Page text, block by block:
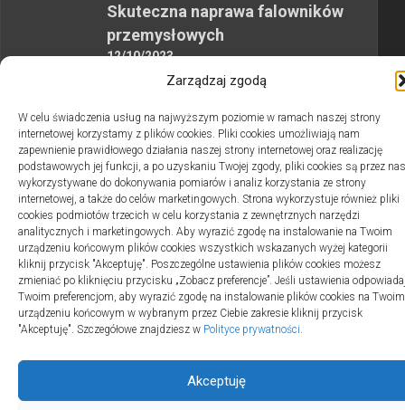
Zarządzaj zgodą
W celu świadczenia usług na najwyższym poziomie w ramach naszej strony
internetowej korzystamy z plików cookies. Pliki cookies umożliwiają nam
zapewnienie prawidłowego działania naszej strony internetowej oraz realizację
podstawowych jej funkcji, a po uzyskaniu Twojej zgody, pliki cookies są przez nas
wykorzystywane do dokonywania pomiarów i analiz korzystania ze strony
internetowej, a także do celów marketingowych. Strona wykorzystuje również pliki
cookies podmiotów trzecich w celu korzystania z zewnętrznych narzędzi
analitycznych i marketingowych. Aby wyrazić zgodę na instalowanie na Twoim
urządzeniu końcowym plików cookies wszystkich wskazanych wyżej kategorii
kliknij przycisk "Akceptuję". Poszczególne ustawienia plików cookies możesz
zmieniać po kliknięciu przycisku „Zobacz preferencje”. Jeśli ustawienia
Twoim preferencjom, aby wyrazić zgodę na instalowanie plików cookies na Twoim
urządzeniu końcowym w wybranym przez Ciebie zakresie kliknij przycisk
"Akceptuję". Szczegółowe znajdziesz w Polityce prywatności.
Akceptuję
Skuteczna naprawa falowników
przemysłowych
12/10/2023
2swiaty.pl © 2026. Wszelkie prawa zastrzeżone.